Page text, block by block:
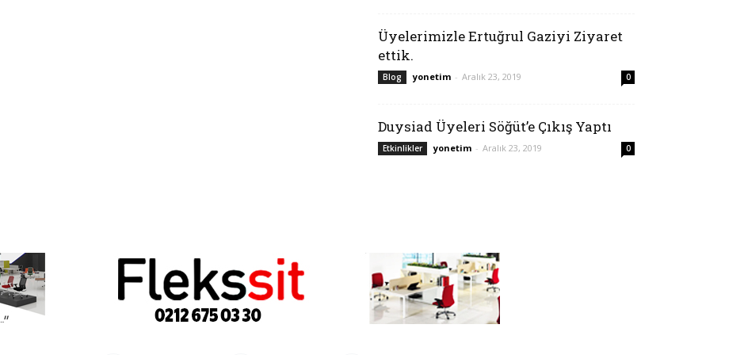
Üyelerimizle Ertuğrul Gaziyi Ziyaret
ettik.
Blog yonetim - Aralık 23, 2019 0
Duysiad Üyeleri Söğüt’e Çıkış Yaptı
Etkinlikler yonetim - Aralık 23, 2019 0